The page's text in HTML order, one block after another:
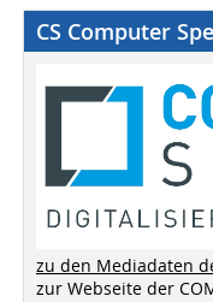
CS Computer
zu den Mediadaten
zur Webseite der